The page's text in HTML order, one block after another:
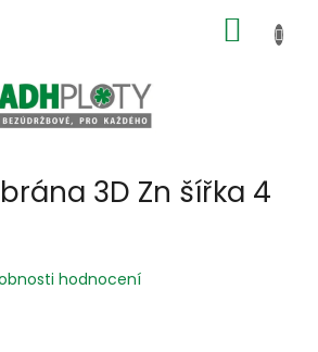
KOŠÍK
3D Zn šířka 4
hodnocení